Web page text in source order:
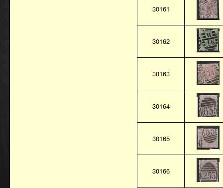
30161
30162
30163
30164
30165
30166